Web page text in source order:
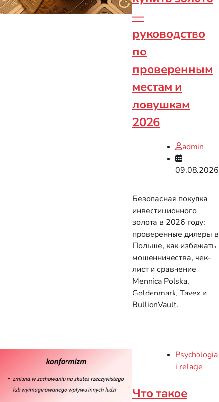
—
руководство
по
проверенным
местам и
ловушкам
2026
admin
09.08.2026
Безопасная покупка
инвестиционного
золота в 2026 году:
проверенные дилеры в
Польше, как избежать
мошенничества, чек-
лист и сравнение
Mennica Polska,
Goldenmark, Tavex и
BullionVault.
Psychologia
i relacje
Что такое